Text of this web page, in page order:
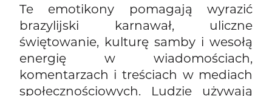
Te emotikony pomagają wyrazić
brazylijski karnawał, uliczne
świętowanie, kulturę samby i wesołą
energię w wiadomościach,
komentarzach i treściach w mediach
społecznościowych. Ludzie używają